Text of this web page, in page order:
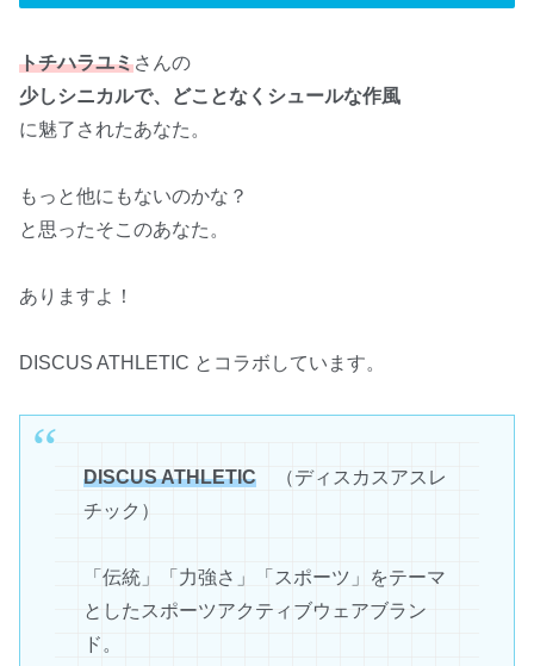
トチハラユミさんの
少しシニカルで、どことなくシュールな作風
に魅了されたあなた。
もっと他にもないのかな？
と思ったそこのあなた。
ありますよ！
DISCUS ATHLETIC とコラボしています。
DISCUS ATHLETIC（ディスカスアスレ
チック）
「伝統」「力強さ」「スポーツ」をテーマ
としたスポーツアクティブウェアブラン
ド。